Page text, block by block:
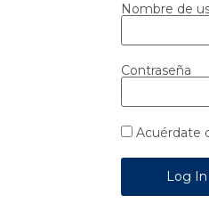
Nombre de
Contraseña
Acuérdate